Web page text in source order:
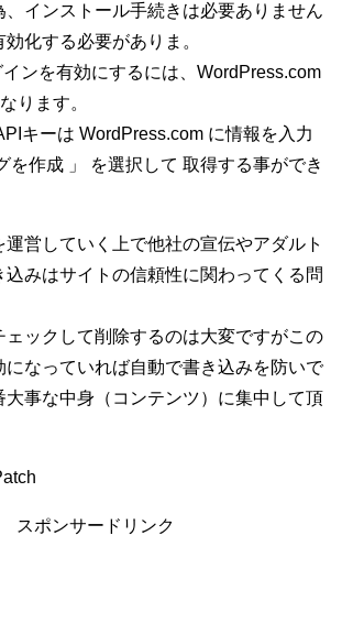
、インストール手続きは必要ありません
化する必要がありま。
ンを有効にするには、WordPress.com
ります。
キーは WordPress.com に情報を入力
を作成 」 を選択して 取得する事ができ
運営していく上で他社の宣伝やアダルト
みはサイトの信頼性に関わってくる問
ェックして削除するのは大変ですがこの
になっていれば自動で書き込みを防いで
大事な中身（コンテンツ）に集中して頂
スポンサードリンク